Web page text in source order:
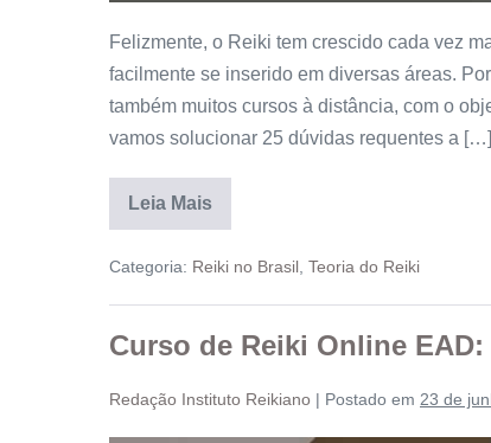
Felizmente, o Reiki tem crescido cada vez
facilmente se inserido em diversas áreas.
também muitos cursos à distância, com o
vamos solucionar 25 dúvidas requentes a […]
Leia Mais
Categoria: Reiki no Brasil, Teoria do Reiki
Curso de Reiki Online
Redação Instituto Reikiano | Postado em 23 de